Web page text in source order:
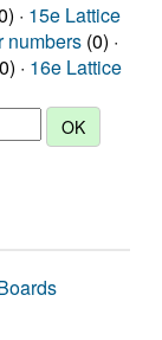
· 15e Lattice
numbers (0) ·
· 16e Lattice